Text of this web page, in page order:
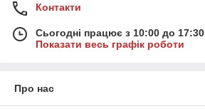
Контакти
Сьогодні працює з 10:00 до 17:30
Показати весь графік роботи
Про нас